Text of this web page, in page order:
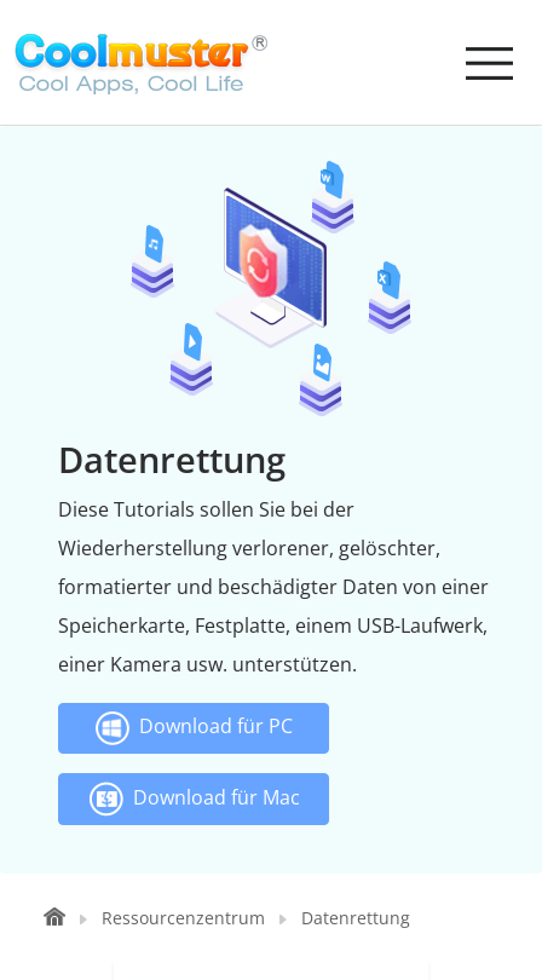
Datenrettung
Diese Tutorials sollen Sie bei der
Wiederherstellung verlorener, gelöschter,
formatierter und beschädigter Daten von einer
Speicherkarte, Festplatte, einem USB-Laufwerk,
einer Kamera usw. unterstützen.
Download für PC
Download für Mac
Ressourcenzentrum Datenrettung